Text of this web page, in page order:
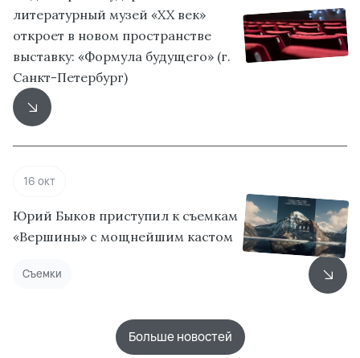
литературный музей «XX век»
откроет в новом пространстве
выставку: «Формула будущего» (г.
Санкт-Петербург)
16 окт
Юрий Быков приступил к съемкам
«Вершины» с мощнейшим кастом
Съемки
Больше новостей